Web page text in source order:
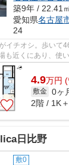
築9年 / 22.41
愛知県名古屋
24
イチオシ。歩いて
も近くにあり、使
セスが可能で...
4.9万円
敷金 0ヶ
2階 / 1K
日比野
敷0